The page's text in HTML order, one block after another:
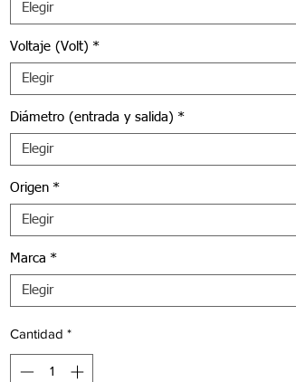
Elegir
Voltaje (Volt) *
Elegir
Diámetro (entrada y salida) *
Elegir
Origen *
Elegir
Marca *
Elegir
Cantidad *